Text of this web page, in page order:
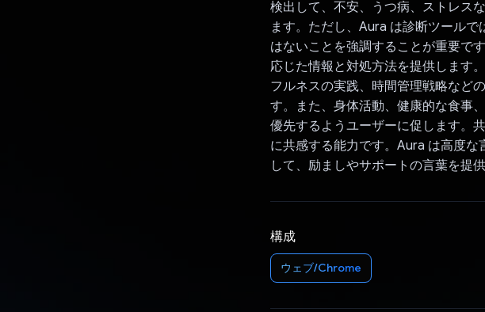
検出して、不安、うつ病、ストレス
ます。ただし、Aura は診断ツール
はないことを強調することが重要で
応じた情報と対処方法を提供します
フルネスの実践、時間管理戦略など
す。また、身体活動、健康的な食事
優先するようユーザーに促します。
に共感する能力です。Aura は高度
して、励ましやサポートの言葉を提供
構成
ウェブ/Chrome